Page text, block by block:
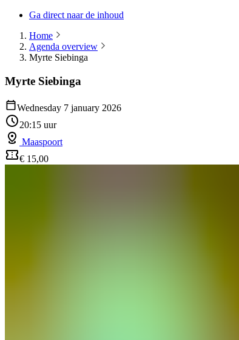
Ga direct naar de inhoud
Home
Agenda overview
Myrte Siebinga
Myrte Siebinga
Wednesday 7 january 2026
20:15 uur
Maaspoort
€ 15,00